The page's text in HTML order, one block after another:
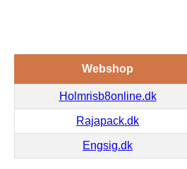
Webshop
Holmrisb8online.dk
Rajapack.dk
Engsig.dk